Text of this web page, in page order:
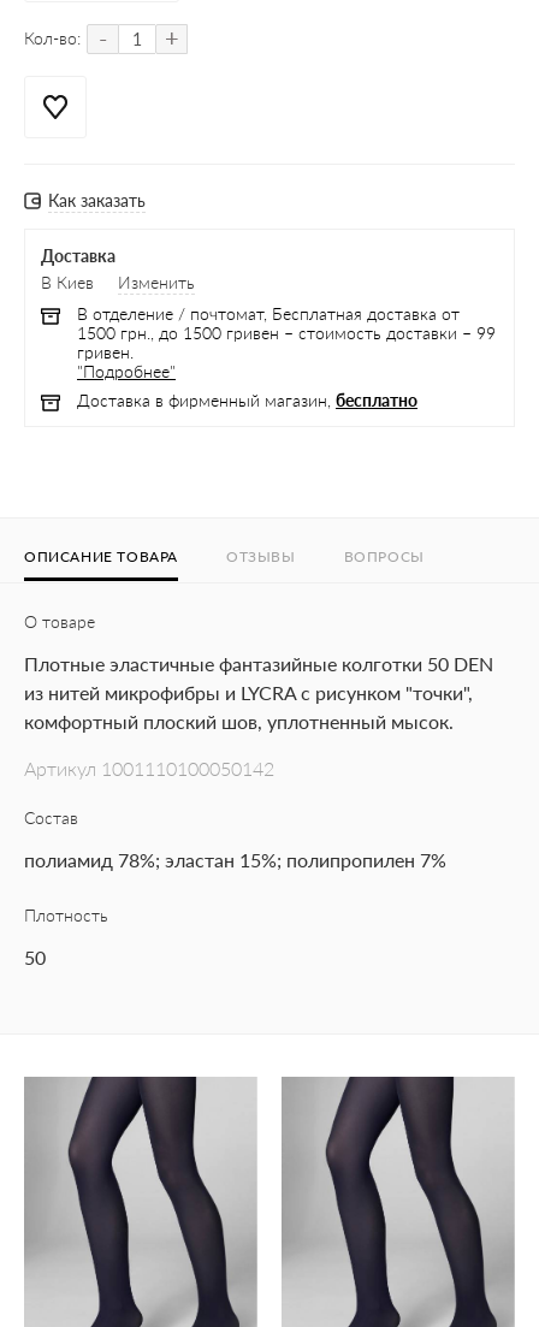
Кол-во: - +
Как заказать
Доставка
В Киев
Изменить
В отделение / почтомат, Бесплатная доставка от
1500 грн., до 1500 гривен – стоимость доставки – 99
гривен.
"Подробнее"
Доставка в фирменный магазин, бесплатно
ОПИСАНИЕ ТОВАРА ОТЗЫВЫ ВОПРОСЫ
О товаре
Плотные эластичные фантазийные колготки 50 DEN
из нитей микрофибры и LYCRA с рисунком "точки",
комфортный плоский шов, уплотненный мысок.
Артикул 1001110100050142
Состав
полиамид 78%; эластан 15%; полипропилен 7%
Плотность
50